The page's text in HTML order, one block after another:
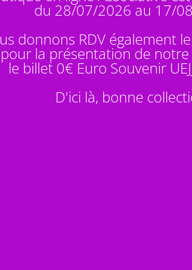
du 28/07/2026 au 17/
donnons RDV également
pour la présentation de
le billet 0€ Euro Souvenir
D'ici là, bonne